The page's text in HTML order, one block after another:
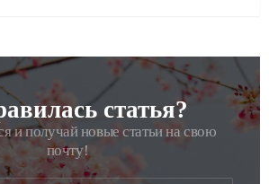
статья?
и получай новые статьи на свою
почту!